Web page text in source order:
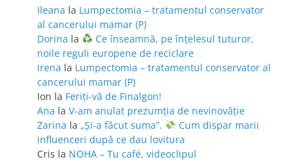
Ileana la Lumpectomia – tratamentul conservator
al cancerului mamar (P)
Dorina la
Ce înseamnă, pe înțelesul tuturor,
noile reguli europene de reciclare
Irena la Lumpectomia – tratamentul conservator al
cancerului mamar (P)
Ion la Feriţi-vă de Finalgon!
Ana la V-am anulat prezumția de nevinovăție
Zarina la „Și-a făcut suma”.
Cum dispar marii
influenceri după ce dau lovitura
Cris la NOHA – Tu café, videoclipul